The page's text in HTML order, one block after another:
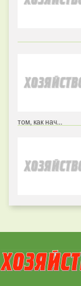
том, как нач...